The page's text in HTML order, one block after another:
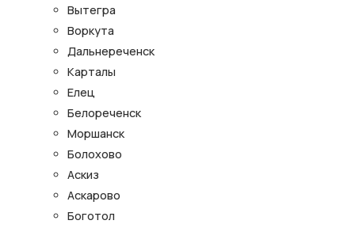
Вытегра
Воркута
Дальнереченск
Карталы
Елец
Белореченск
Моршанск
Болохово
Аскиз
Аскарово
Боготол